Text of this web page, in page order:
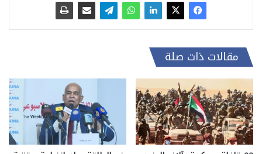
مقالات ذات صلة